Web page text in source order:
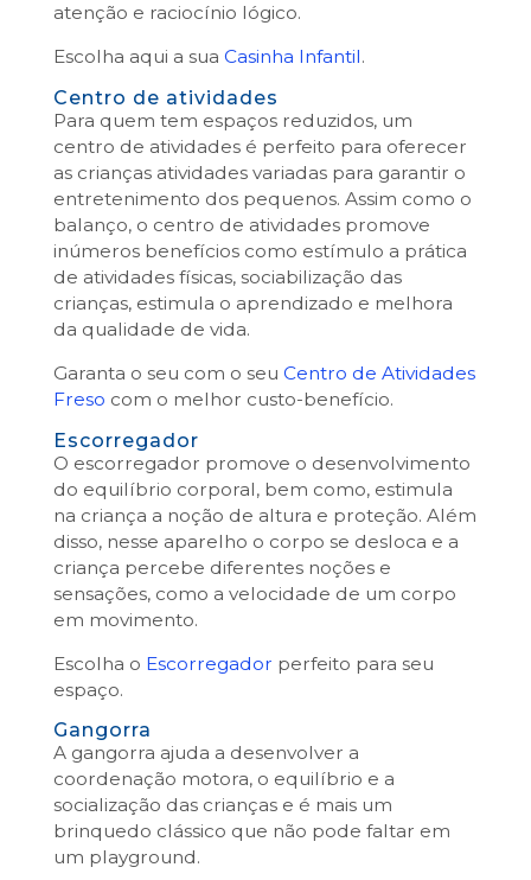
atenção e raciocínio lógico.
Escolha aqui a sua Casinha Infantil.
Centro de atividades
Para quem tem espaços reduzidos, um
centro de atividades é perfeito para oferecer
as crianças atividades variadas para garantir o
entretenimento dos pequenos. Assim como o
balanço, o centro de atividades promove
inúmeros benefícios como estímulo a prática
de atividades físicas, sociabilização das
crianças, estimula o aprendizado e melhora
da qualidade de vida.
Garanta o seu com o seu Centro de Atividades
Freso com o melhor custo-benefício.
Escorregador
O escorregador promove o desenvolvimento
do equilíbrio corporal, bem como, estimula
na criança a noção de altura e proteção. Além
disso, nesse aparelho o corpo se desloca e a
criança percebe diferentes noções e
sensações, como a velocidade de um corpo
em movimento.
Escolha o Escorregador perfeito para seu
espaço.
Gangorra
A gangorra ajuda a desenvolver a
coordenação motora, o equilíbrio e a
socialização das crianças e é mais um
brinquedo clássico que não pode faltar em
um playground.